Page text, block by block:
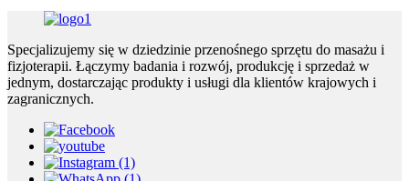
Specjalizujemy się w dziedzinie przenośnego sprzętu do masażu i
fizjoterapii. Łączymy badania i rozwój, produkcję i sprzedaż w
jednym, dostarczając produkty i usługi dla klientów krajowych i
zagranicznych.